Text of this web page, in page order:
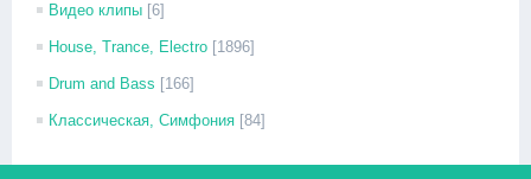
Видео клипы [6]
House, Trance, Electro [1896]
Drum and Bass [166]
Классическая, Симфония [84]